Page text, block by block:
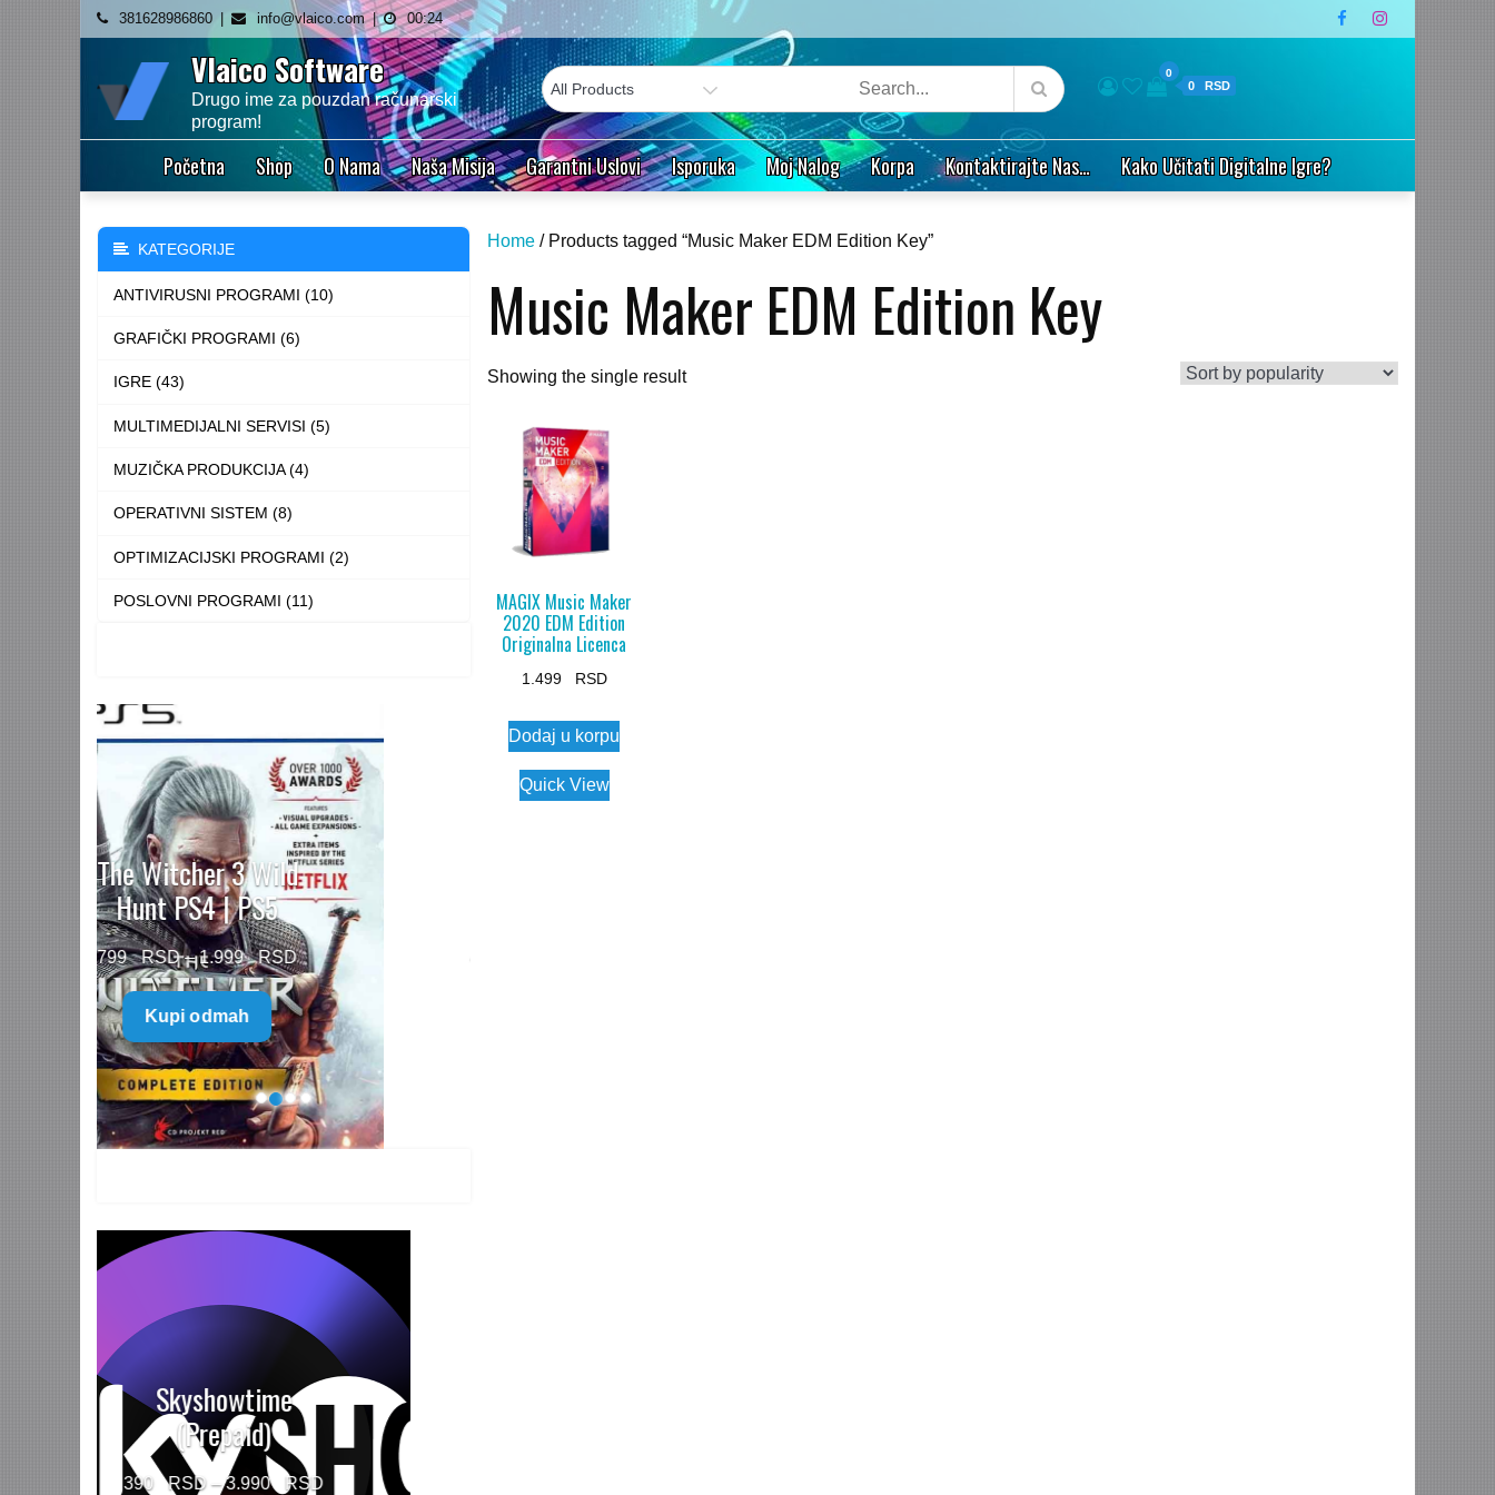
Skip
content
381628986860 info@vlaico.com 00:24
Vlaico Software
Drugo ime za pouzdan računarski
program!
0
0
Početna Shop O Nama Naša Misija Garantni Uslovi Isporuka Moj Nalog Korpa Kontaktirajte Nas… Kako Učitati Digitalne Igre?
Home / Products tagged “Music Maker EDM Edition Key”
Music Maker EDM Edition Key
Showing the single result
MAGIX Music Maker
2020 EDM Edition
Originalna Licenca
1.499
Dodaj u korpu
Quick View
KATEGORIJE
ANTIVIRUSNI PROGRAMI (10)
GRAFIČKI PROGRAMI (6)
IGRE (43)
MULTIMEDIJALNI SERVISI (5)
MUZIČKA PRODUKCIJA (4)
OPERATIVNI SISTEM (8)
OPTIMIZACIJSKI PROGRAMI (2)
POSLOVNI PROGRAMI (11)
Need for Speed™
Unbound PS5
499 – 1.499
Kupi odmah
HBO MAX Premium
(Prepaid)
790 – 5.960 Price